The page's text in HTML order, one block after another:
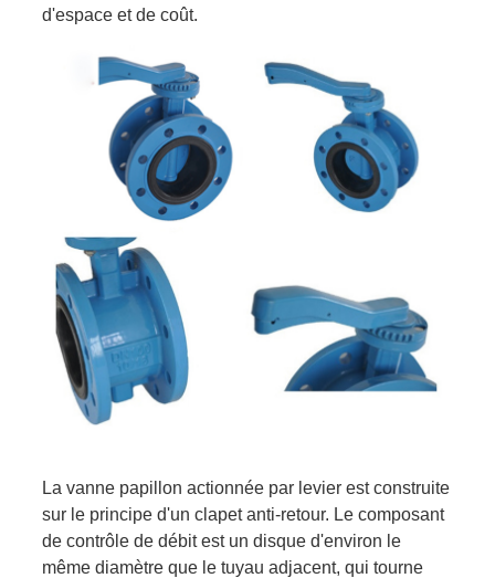
d'espace et de coût.
La vanne papillon actionnée par levier est construite
sur le principe d'un clapet anti-retour. Le composant
de contrôle de débit est un disque d'environ le
même diamètre que le tuyau adjacent, qui tourne